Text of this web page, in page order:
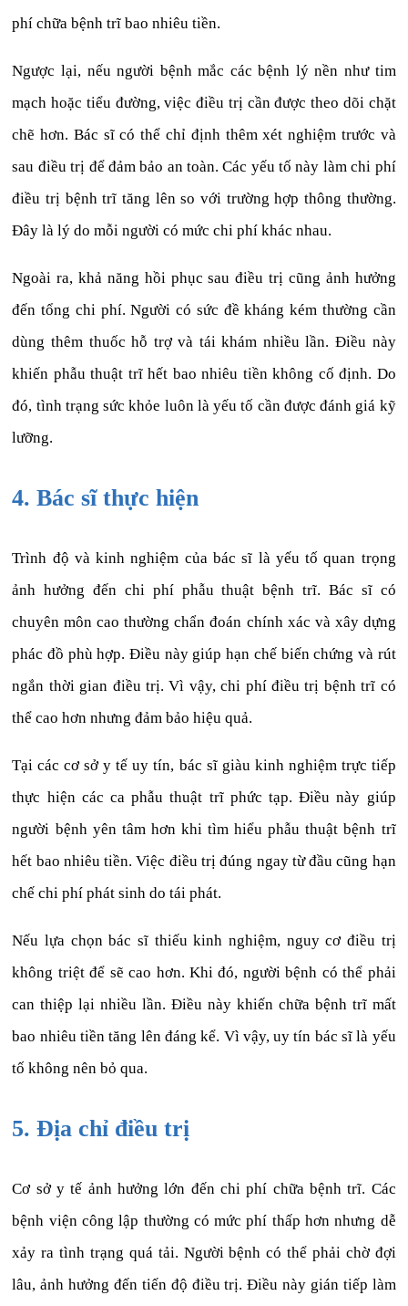
phí chữa bệnh trĩ bao nhiêu tiền.
Ngược lại, nếu người bệnh mắc các bệnh lý nền như tim
mạch hoặc tiểu đường, việc điều trị cần được theo dõi chặt
chẽ hơn. Bác sĩ có thể chỉ định thêm xét nghiệm trước và
sau điều trị để đảm bảo an toàn. Các yếu tố này làm chi phí
điều trị bệnh trĩ tăng lên so với trường hợp thông thường.
Đây là lý do mỗi người có mức chi phí khác nhau.
Ngoài ra, khả năng hồi phục sau điều trị cũng ảnh hưởng
đến tổng chi phí. Người có sức đề kháng kém thường cần
dùng thêm thuốc hỗ trợ và tái khám nhiều lần. Điều này
khiến phẫu thuật trĩ hết bao nhiêu tiền không cố định. Do
đó, tình trạng sức khỏe luôn là yếu tố cần được đánh giá kỹ
lưỡng.
4. Bác sĩ thực hiện
Trình độ và kinh nghiệm của bác sĩ là yếu tố quan trọng
ảnh hưởng đến chi phí phẫu thuật bệnh trĩ. Bác sĩ có
chuyên môn cao thường chẩn đoán chính xác và xây dựng
phác đồ phù hợp. Điều này giúp hạn chế biến chứng và rút
ngắn thời gian điều trị. Vì vậy, chi phí điều trị bệnh trĩ có
thể cao hơn nhưng đảm bảo hiệu quả.
Tại các cơ sở y tế uy tín, bác sĩ giàu kinh nghiệm trực tiếp
thực hiện các ca phẫu thuật trĩ phức tạp. Điều này giúp
người bệnh yên tâm hơn khi tìm hiểu phẫu thuật bệnh trĩ
hết bao nhiêu tiền. Việc điều trị đúng ngay từ đầu cũng hạn
chế chi phí phát sinh do tái phát.
Nếu lựa chọn bác sĩ thiếu kinh nghiệm, nguy cơ điều trị
không triệt để sẽ cao hơn. Khi đó, người bệnh có thể phải
can thiệp lại nhiều lần. Điều này khiến chữa bệnh trĩ mất
bao nhiêu tiền tăng lên đáng kể. Vì vậy, uy tín bác sĩ là yếu
tố không nên bỏ qua.
5. Địa chỉ điều trị
Cơ sở y tế ảnh hưởng lớn đến chi phí chữa bệnh trĩ. Các
bệnh viện công lập thường có mức phí thấp hơn nhưng dễ
xảy ra tình trạng quá tải. Người bệnh có thể phải chờ đợi
lâu, ảnh hưởng đến tiến độ điều trị. Điều này gián tiếp làm